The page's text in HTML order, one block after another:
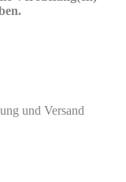
und Versand